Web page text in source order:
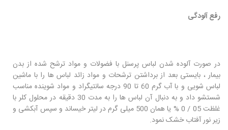
رفع آلودگی
در صورت آلوده شدن لباس پرسنل با فضولات و مواد ترشح شده از بدن
بیمار ، بایستی بعد از برداشتن ترشحات و مواد زائد لباس ها را با ماشین
لباس شویی و با آب گرم 60 تا 90 درجه سانتیگراد و مواد شوینده مناسب
شستشو داد و به دنبال آن لباس ها را به مدت 30 دقیقه در محلول کلر با
غلظت 05 / 0 % یا همان 500 میلی گرم در لیتر خیساند و سپس آبکشی و
زیر نور آفتاب خشک نمود.